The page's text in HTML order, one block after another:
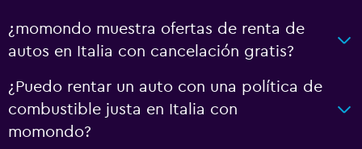
¿momondo muestra ofertas de renta de
autos en Italia con cancelación gratis?
¿Puedo rentar un auto con una política de
combustible justa en Italia con
momondo?